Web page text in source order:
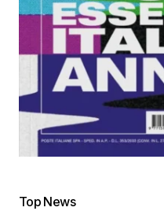
Top News